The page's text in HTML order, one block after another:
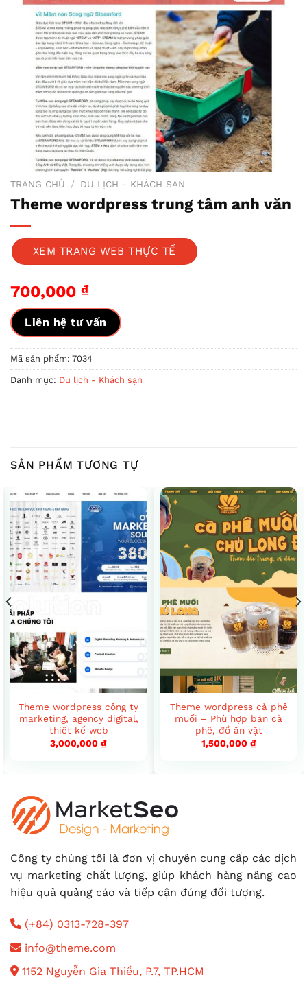
TRANG CHỦ / DU LỊCH - KHÁCH SẠN
Theme wordpress trung tâm anh văn
XEM TRANG WEB THỰC TẾ
700,000 ₫
Liên hệ tư vấn
Mã sản phẩm: 7034
Danh mục: Du lịch - Khách sạn
SẢN PHẨM TƯƠNG TỰ
Theme wordpress công ty
marketing, agency digital,
thiết kế web
3,000,000 ₫
Theme wordpress cà phê
muối – Phù hợp bán cà
phê, đồ ăn vặt
1,500,000 ₫
Công ty chúng tôi là đơn vị chuyên cung cấp các dịch
vụ marketing chất lượng, giúp khách hàng nâng cao
hiệu quả quảng cáo và tiếp cận đúng đối tượng.
(+84) 0313-728-397
info@theme.com
1152 Nguyễn Gia Thiều, P.7, TP.HCM